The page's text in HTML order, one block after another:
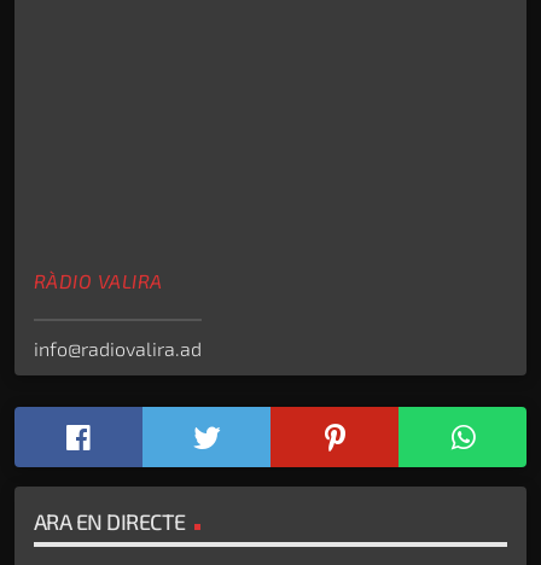
RÀDIO VALIRA
info@radiovalira.ad
ARA EN DIRECTE